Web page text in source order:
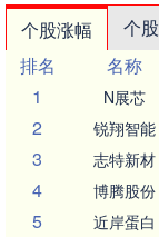
个股涨幅 个
排名
名称
1
N展芯
2 锐翔智能
3 志特新材
4 博腾股份
5 近岸蛋白